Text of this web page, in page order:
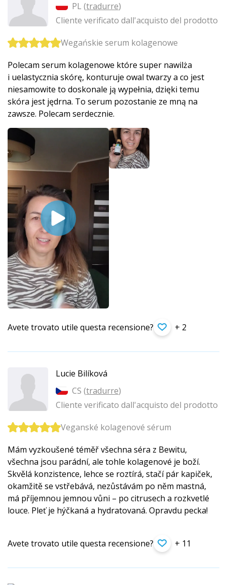
PL (tradurre)
Cliente verificato dall'acquisto del prodotto
Wegańskie serum kolagenowe
Polecam serum kolagenowe które super nawilża
i uelastycznia skórę, konturuje owal twarzy a co jest
niesamowite to doskonale ją wypełnia, dzięki temu
skóra jest jędrna. To serum pozostanie ze mną na
zawsze. Polecam serdecznie.
Avete trovato utile questa recensione? + 2
Lucie Bilíková
CS (tradurre)
Cliente verificato dall'acquisto del prodotto
Veganské kolagenové sérum
Mám vyzkoušené téměř všechna séra z Bewitu,
všechna jsou parádní, ale tohle kolagenové je boží.
Skvělá konzistence, lehce se roztírá, stačí pár kapiček,
okamžitě se vstřebává, nezůstávám po něm mastná,
má příjemnou jemnou vůni – po citrusech a rozkvetlé
louce. Pleť je hýčkaná a hydratovaná. Opravdu pecka!
Avete trovato utile questa recensione? + 11